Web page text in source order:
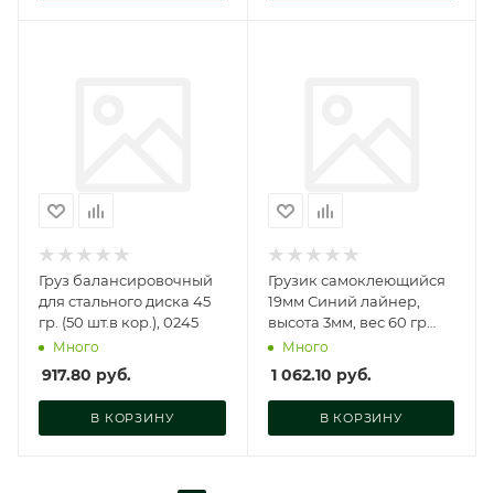
Груз балансировочный
для стального диска 45
гр. (50 шт.в кор.), 0245
Много
917.80 руб.
В КОРЗИНУ
Грузик самоклеющийся
19мм Синий лайнер,
высота 3мм, вес 60 гр
(50шт.в кор), GC0019
Много
1 062.10 руб.
В КОРЗИНУ